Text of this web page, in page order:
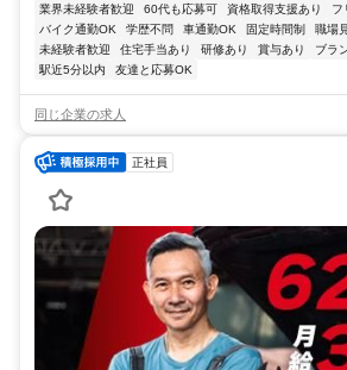
業界未経験者歓迎 60代も応募可 資格取得支援あり
フ
バイク通勤OK
学歴不問 車通勤OK 固定時間制 職場
未経験者歓迎
住宅手当あり 研修あり 賞与あり ブラ
駅近5分以内
友達と応募OK
同じ企業の求人
正社員